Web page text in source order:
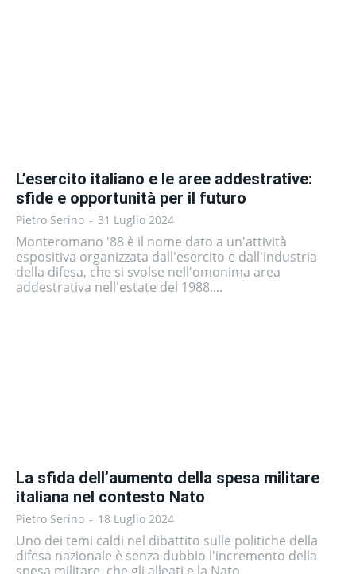
L’esercito italiano e le aree addestrative:
sfide e opportunità per il futuro
Pietro Serino - 31 Luglio 2024
Monteromano '88 è il nome dato a un'attività
espositiva organizzata dall'esercito e dall'industria
della difesa, che si svolse nell'omonima area
addestrativa nell'estate del 1988....
La sfida dell’aumento della spesa militare
italiana nel contesto Nato
Pietro Serino - 18 Luglio 2024
Uno dei temi caldi nel dibattito sulle politiche della
difesa nazionale è senza dubbio l'incremento della